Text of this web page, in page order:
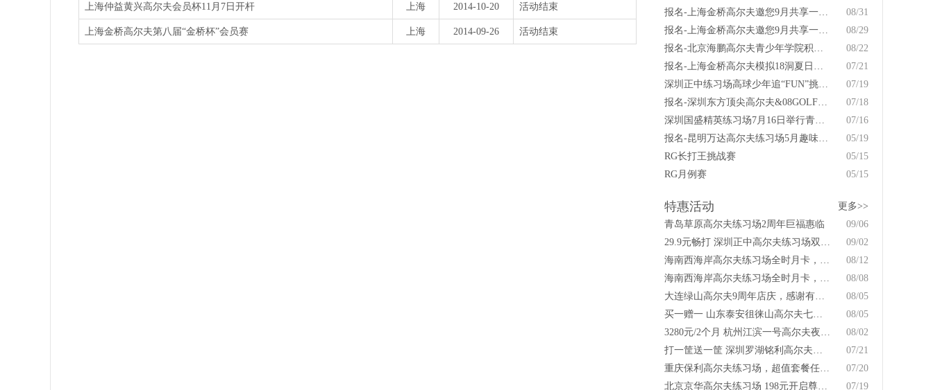
上海仲益黄兴高尔夫会员杯11月7日开杆 上海 2014-10-20 活动结束
上海金桥高尔夫第八届“金桥杯”会员赛 上海 2014-09-26 活动结束
08/31
报名-上海金桥高尔夫邀您9月共享一杆进洞挑战赛
08/29
报名-上海金桥高尔夫邀您9月共享一杆进洞挑战赛
08/22
报名-北京海鹏高尔夫青少年学院积分赛
07/21
报名-上海金桥高尔夫模拟18洞夏日组合赛
07/19
深圳正中练习场高球少年追“FUN”挑战赛7月29日举行
07/18
报名-深圳东方顶尖高尔夫&08GOLF专卖店友谊赛
07/16
深圳国盛精英练习场7月16日举行青少年高尔夫狂欢
05/19
报名-昆明万达高尔夫练习场5月趣味活动开打
05/15
RG长打王挑战赛
05/15
RG月例赛
更多>>
特惠活动
09/06
青岛草原高尔夫练习场2周年巨福惠临
09/02
29.9元畅打 深圳正中高尔夫练习场双节特惠来袭！
08/12
海南西海岸高尔夫练习场全时月卡，全天畅打！
08/08
海南西海岸高尔夫练习场全时月卡，全天畅打！
08/05
大连绿山高尔夫9周年店庆，感谢有你！
08/05
买一赠一 山东泰安徂徕山高尔夫七夕情人节优惠
08/02
3280元/2个月 杭州江滨一号高尔夫夜享夏日畅打卡
07/21
打一筐送一筐 深圳罗湖铭利高尔夫史上最强优惠！
07/20
重庆保利高尔夫练习场，超值套餐任你选！
07/19
北京京华高尔夫练习场 198元开启尊享之旅！